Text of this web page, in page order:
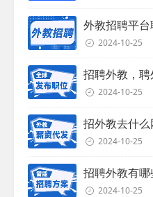
外教招聘平
2024-10-25
2024-10-25
2024-10-25
2024-10-25